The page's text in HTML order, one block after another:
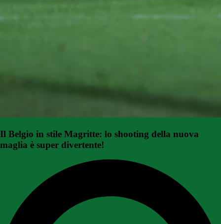
Il Belgio in stile Magritte: lo shooting della nuova
maglia è super divertente!